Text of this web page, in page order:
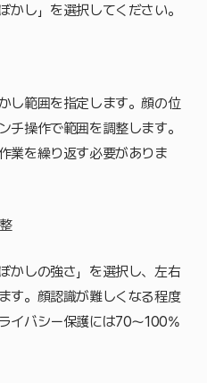
かし」を選択してください。
し範囲を指定します。顔の位
チ操作で範囲を調整します。
業を繰り返す必要がありま
かしの強さ」を選択し、左右
す。顔認識が難しくなる程度
イバシー保護には70〜100%